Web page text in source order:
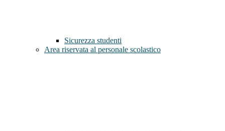
Sicurezza studenti
Area riservata al personale scolastico